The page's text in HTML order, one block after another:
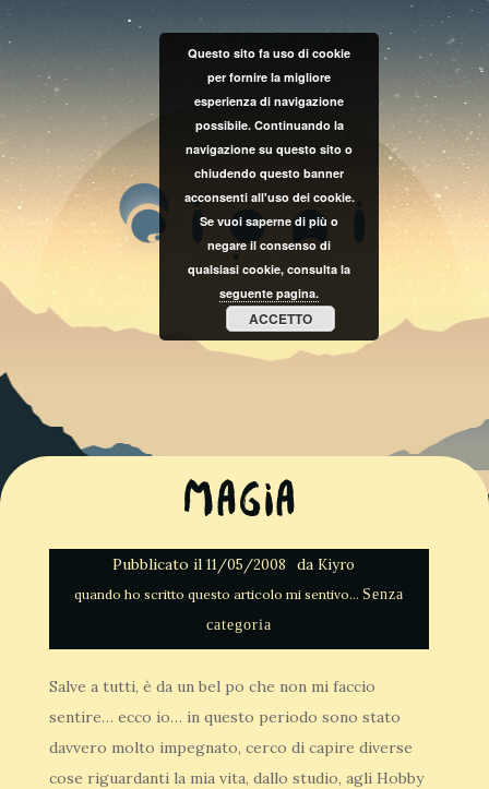
Magia
Pubblicato il 11/05/2008 da Kiyro
Senza
categoria
Salve a tutti, è da un bel po che non mi faccio
sentire… ecco io… in questo periodo sono stato
davvero molto impegnato, cerco di capire diverse
cose riguardanti la mia vita, dallo studio, agli Hobby
Questo sito fa uso di cookie
per fornire la migliore
esperienza di navigazione
possibile. Continuando la
navigazione su questo sito o
chiudendo questo banner
acconsenti all'uso dei cookie.
Se vuoi saperne di più o
negare il consenso di
qualsiasi cookie, consulta la
seguente pagina.
ACCETTO